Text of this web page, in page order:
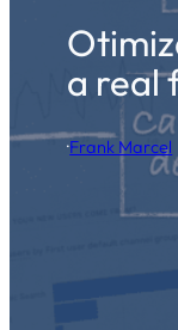
a real
·Frank Marcel